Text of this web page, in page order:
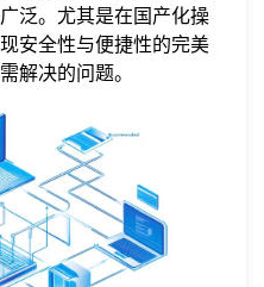
泛。尤其是在国产化操
安全性与便捷性的完美
解决的问题。